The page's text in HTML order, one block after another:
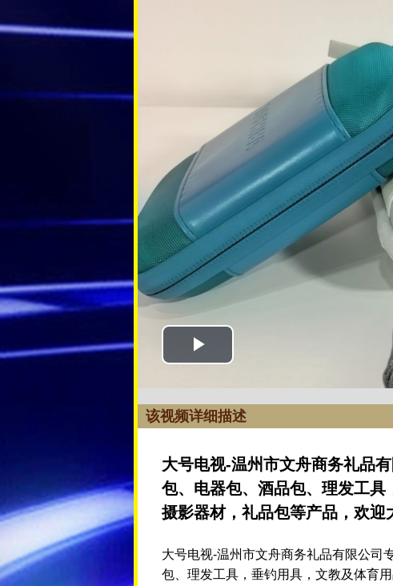
该视频详细描述
大号电视-温州市文舟商务礼品
包、电器包、酒品包、理发工具
摄影器材，礼品包等产品，欢迎
大号电视-温州市文舟商务礼品有限公司
包、理发工具，垂钓用具，文教及体育